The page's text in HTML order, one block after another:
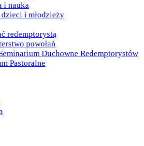
i nauka
i młodzieży
redemptorystą
powołań
Duchowne Redemptorystów
Pastoralne